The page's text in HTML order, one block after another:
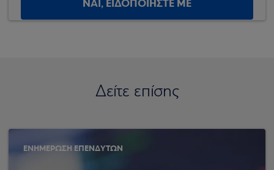
ΝΑΙ, ΕΙΔΟΠΟΙΗΣΤΕ ΜΕ
Δείτε επίσης
ΕΝΗΜΕΡΩΣΗ ΕΠΕΝΔΥΤΩΝ